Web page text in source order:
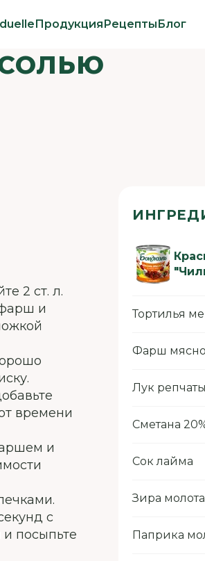
ПродукцияРецептыБлог
Тортилья
Фарш
Лук
Сметана
Сок лайма
Зира
Паприка
2 ст. л.
и
времени
и
с
посыпьте